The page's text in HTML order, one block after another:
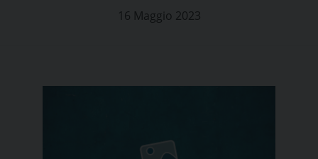
16 Maggio 2023